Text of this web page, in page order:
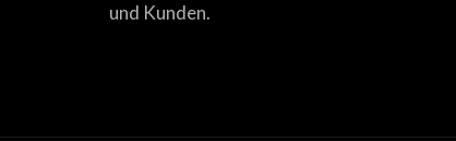
und Kunden.